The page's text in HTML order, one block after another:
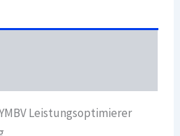
Leistungsoptimierer